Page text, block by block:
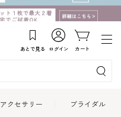
あとで見る ログイン カート
アクセサリー ブライダル